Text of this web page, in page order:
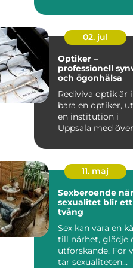
02. jul
Optiker –
professionell
och ögonhälsa
Rediviva optik är
bara en optiker,
en institution i
Uppsala med
11. maj
Sexberoende när
sexualitet blir ett
tvång
Sex kan vara en
till närhet, glädje
utforskande. För
tar sexualiteten